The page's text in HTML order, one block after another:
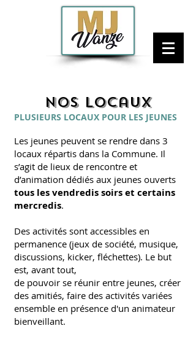
MJ Wanze
Nos locaux
PLUSIEURS LOCAUX POUR LES JEUNES
Les jeunes peuvent se rendre dans 3
locaux répartis dans la Commune. Il
s’agit de lieux de rencontre et
d’animation dédiés aux jeunes ouverts
tous lesvendredis soirs et certains
mercredis.
Des activités sont accessibles en
permanence (jeux de société, musique,
discussions, kicker, fléchettes). Le but
est, avant tout,
de pouvoir se réunir entre jeunes, créer
des amitiés, faire des activités variées
ensemble en présence d'un animateur
bienveillant.